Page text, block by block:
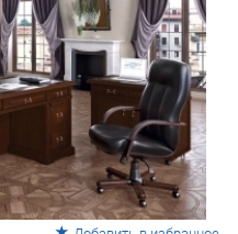
Добавить в избранное